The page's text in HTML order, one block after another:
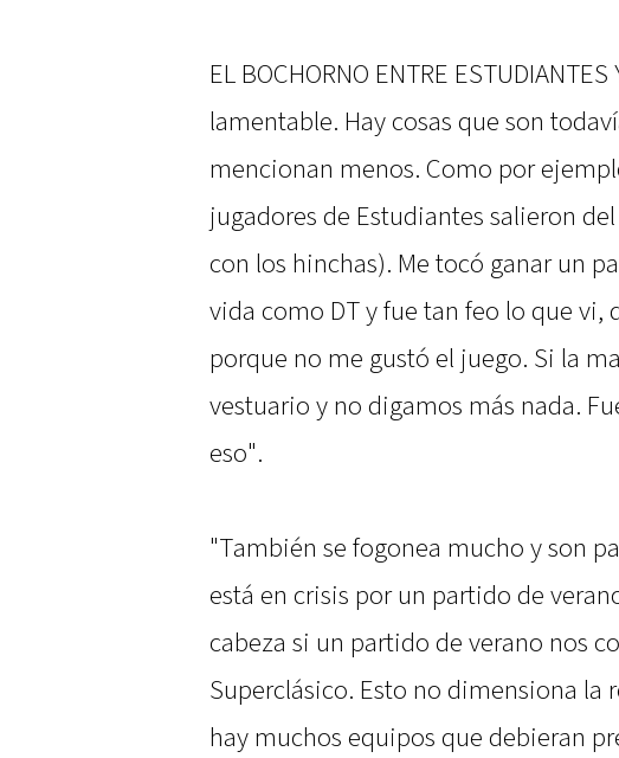
EL BOCHORNO ENTRE
lamentable. Hay cosas que son
mencionan menos. Como por
jugadores de Estudiantes salieron
con los hinchas). Me tocó ganar un
vida como DT y fue tan feo lo que vi,
porque no me gustó el juego. Si la
vestuario y no digamos más nada.
eso".
"También se fogonea mucho y son
está en crisis por un partido de
cabeza si un partido de verano nos
Superclásico. Esto no dimensiona
hay muchos equipos que debieran